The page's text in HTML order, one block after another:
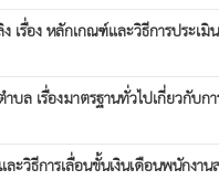
เรื่อง หลักเกณฑ์และวิธีการปร
บล เรื่องมาตรฐานทั่วไปเกี่ยวกั
ะวิธีการเลื่อนขั้นเงินเดือนพนัก